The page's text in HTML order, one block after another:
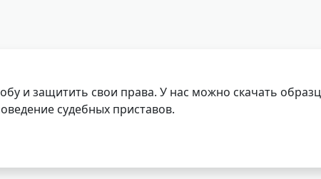
и защитить свои права. У нас можно скачать
судебных приставов.